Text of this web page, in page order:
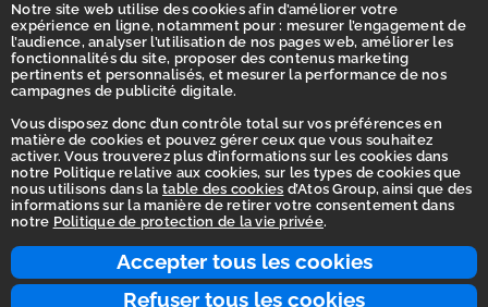
Accepter tous les cookies
Refuser tous les cookies
Notre site web utilise des cookies afin d’améliorer votre
expérience en ligne, notamment pour : mesurer l’engagement de
l’audience, analyser l’utilisation de nos pages web, améliorer les
fonctionnalités du site, proposer des contenus marketing
pertinents et personnalisés, et mesurer la performance de nos
campagnes de publicité digitale.
Vous disposez donc d’un contrôle total sur vos préférences en
matière de cookies et pouvez gérer ceux que vous souhaitez
activer. Vous trouverez plus d’informations sur les cookies dans
notre Politique relative aux cookies, sur les types de cookies que
nous utilisons dans la table des cookies d’Atos Group, ainsi que des
informations sur la manière de retirer votre consentement dans
notre Politique de protection de la vie privée.
Accueil
Déclaration d’accessibilité
Vie privée
Ligne d'intégrité
Conditions d’utilisation